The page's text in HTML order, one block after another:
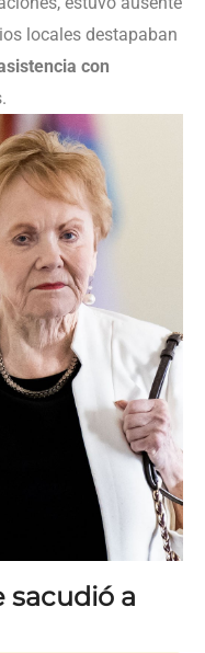
locales destapaban
con
sacudió a